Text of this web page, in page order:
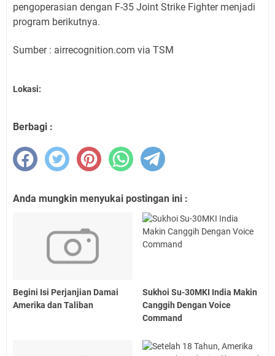
pengoperasian dengan F-35 Joint Strike Fighter menjadi
program berikutnya.
Sumber : airrecognition.com via TSM
Lokasi:
Berbagi :
Anda mungkin menyukai postingan ini :
Begini Isi Perjanjian Damai
Amerika dan Taliban
Sukhoi Su-30MKI India Makin
Canggih Dengan Voice
Command